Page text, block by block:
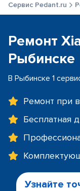
Сервис Pedant.ru
Ремонт
Рыбинске
В Рыбинске 1
Ремонт при
Бесплатная
Узнайте